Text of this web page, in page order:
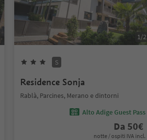
1/2
S
Residence Sonja
Rablà, Parcines, Merano e dintorni
Alto Adige Guest Pass
Da 50€
notte / ospiti IVA incl.